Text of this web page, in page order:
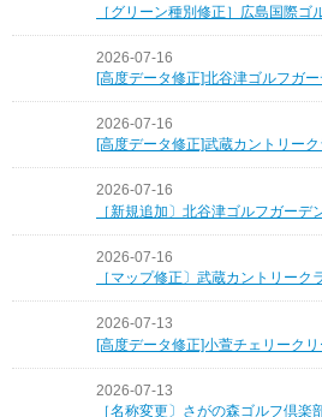
［グリーン種別修正］広島国際ゴ
2026-07-16
[高度データ修正]北谷津ゴルフガー
2026-07-16
[高度データ修正]武蔵カントリー
2026-07-16
［新規追加〕北谷津ゴルフガーデ
2026-07-16
［マップ修正〕武蔵カントリー
2026-07-13
[高度データ修正]小萱チェリーク
2026-07-13
［名称変更〕さがの森ゴルフ倶楽